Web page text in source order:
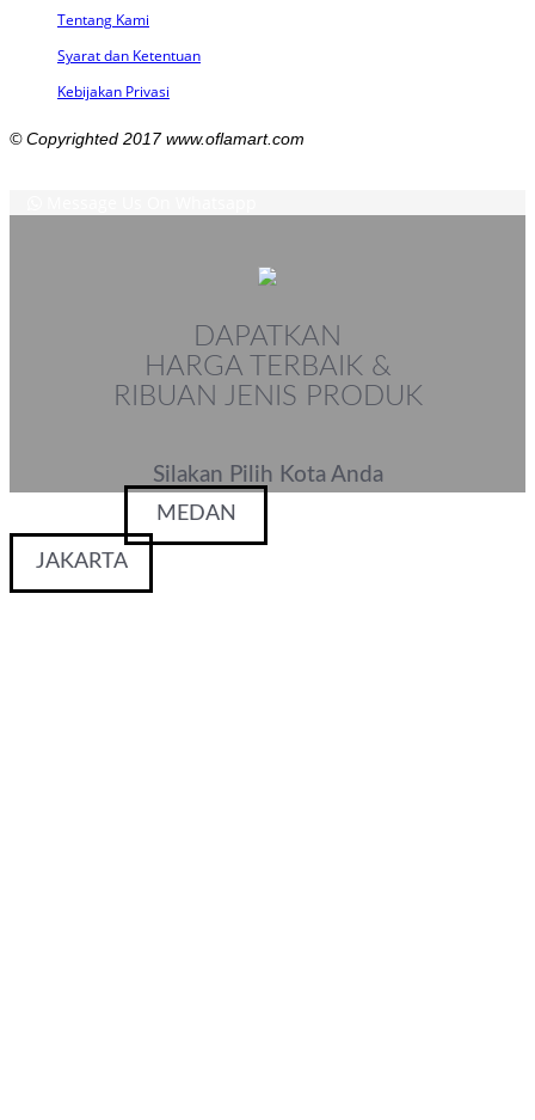
Tentang Kami
Syarat dan Ketentuan
Kebijakan Privasi
© Copyrighted 2017 www.oflamart.com
DAPATKAN
HARGA TERBAIK &
RIBUAN JENIS PRODUK
Silakan Pilih Kota Anda
MEDAN
JAKARTA